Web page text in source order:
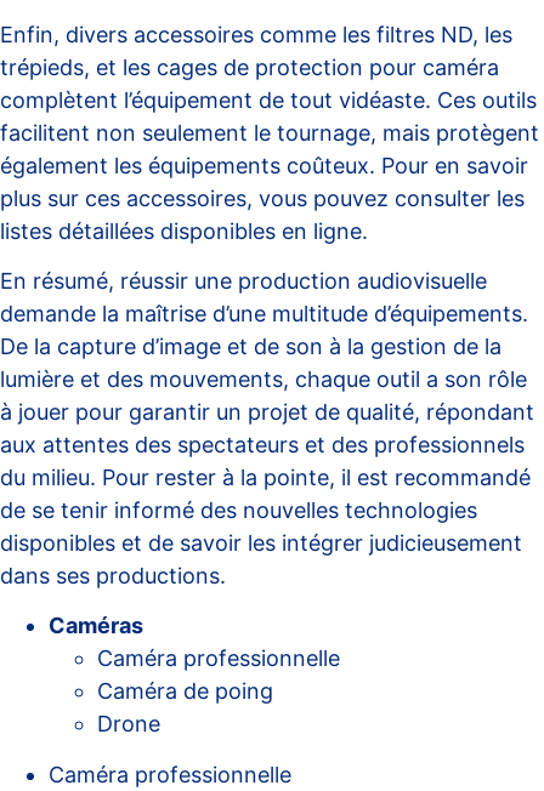
Enfin, divers accessoires comme les filtres ND, les
trépieds, et les cages de protection pour caméra
complètent l’équipement de tout vidéaste. Ces outils
facilitent non seulement le tournage, mais protègent
également les équipements coûteux. Pour en savoir
plus sur ces accessoires, vous pouvez consulter les
listes détaillées disponibles en ligne.
En résumé, réussir une production audiovisuelle
demande la maîtrise d’une multitude d’équipements.
De la capture d’image et de son à la gestion de la
lumière et des mouvements, chaque outil a son rôle
à jouer pour garantir un projet de qualité, répondant
aux attentes des spectateurs et des professionnels
du milieu. Pour rester à la pointe, il est recommandé
de se tenir informé des nouvelles technologies
disponibles et de savoir les intégrer judicieusement
dans ses productions.
Caméras
Caméra professionnelle
Caméra de poing
Drone
Caméra professionnelle